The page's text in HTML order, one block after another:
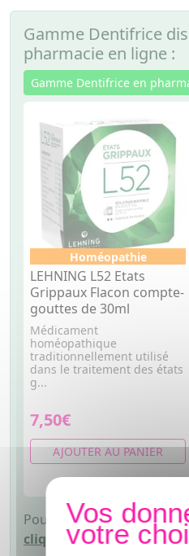
Gamme Dentifrice
pharmacie en ligne :
Gamme Dentifrice en
Homéopathie
LEHNING L52 Etats
Grippaux Flacon compte-
gouttes de 30ml
Médicament
homéopathique
traditionnellement utilisé
dans le traitement des états
g...
7,50€
AJOUTER AU PANIER
Pour afficher tous les
cliquez-ici